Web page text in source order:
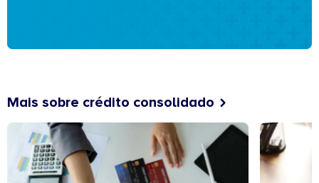
Mais sobre crédito consolidado